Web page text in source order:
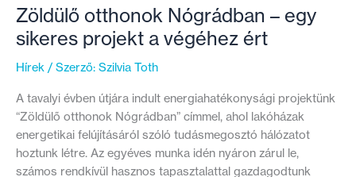
Zöldülő otthonok Nógrádban – egy
sikeres projekt a végéhez ért
Hírek / Szerző: Szilvia Toth
A tavalyi évben útjára indult energiahatékonysági projektünk
“Zöldülő otthonok Nógrádban” címmel, ahol lakóházak
energetikai felújításáról szóló tudásmegosztó hálózatot
hoztunk létre. Az egyéves munka idén nyáron zárul le,
számos rendkívül hasznos tapasztalattal gazdagodtunk